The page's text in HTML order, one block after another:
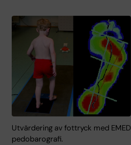
Utvärdering av fottryck med EMED
pedobarografi.